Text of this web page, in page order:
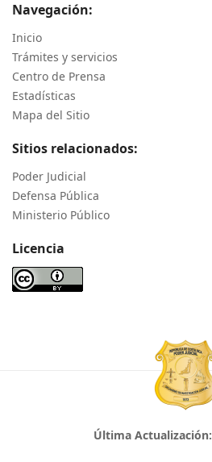
Navegación:
Inicio
Trámites y servicios
Centro de Prensa
Estadísticas
Mapa del Sitio
Sitios relacionados:
Poder Judicial
Defensa Pública
Ministerio Público
Licencia
Última Actualización: